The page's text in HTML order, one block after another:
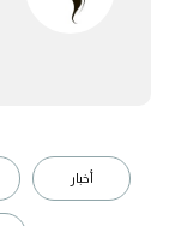
أخبار